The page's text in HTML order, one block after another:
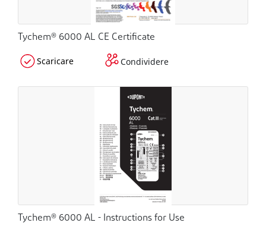
Tychem® 6000 AL CE Certificate
Scaricare Condividere
Tychem® 6000 AL - Instructions for Use